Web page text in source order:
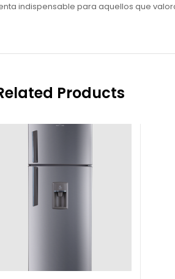
indispensable para aquellos que
Products